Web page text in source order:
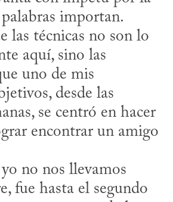
importan.
las técnicas no son lo
aquí, sino las
uno de mis
desde las
se centró en hacer
encontrar un amigo
fue hasta el segundo